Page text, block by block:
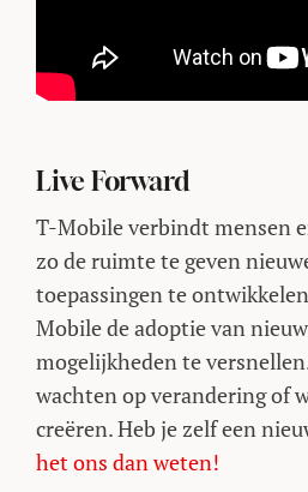
Live Forward
T-Mobile verbindt mensen
zo de ruimte te geven
toepassingen te
Mobile de adoptie van
mogelijkheden te
wachten op verandering of
creëren. Heb je zelf een
het ons dan weten!